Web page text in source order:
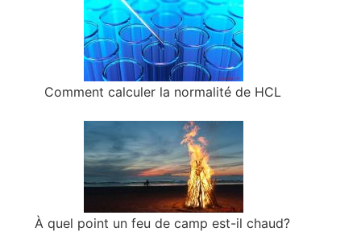
Comment calculer la normalité de HCL
À quel point un feu de camp est-il chaud?